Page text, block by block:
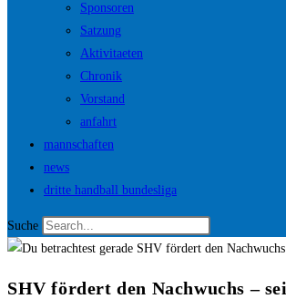
Sponsoren
Satzung
Aktivitaeten
Chronik
Vorstand
anfahrt
mannschaften
news
dritte handball bundesliga
Suche
SHV fördert den Nachwuchs –